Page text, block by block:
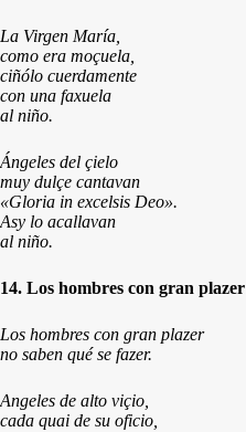
La Virgen María,
como era moçuela,
ciñólo cuerdamente
con una faxuela
al niño.
Ángeles del çielo
muy dulçe cantavan
«Gloria in excelsis Deo».
Asy lo acallavan
al niño.
14. Los hombres con gran plazer
Los hombres con gran plazer
no saben qué se fazer.
Angeles de alto viçio,
cada quai de su oficio,